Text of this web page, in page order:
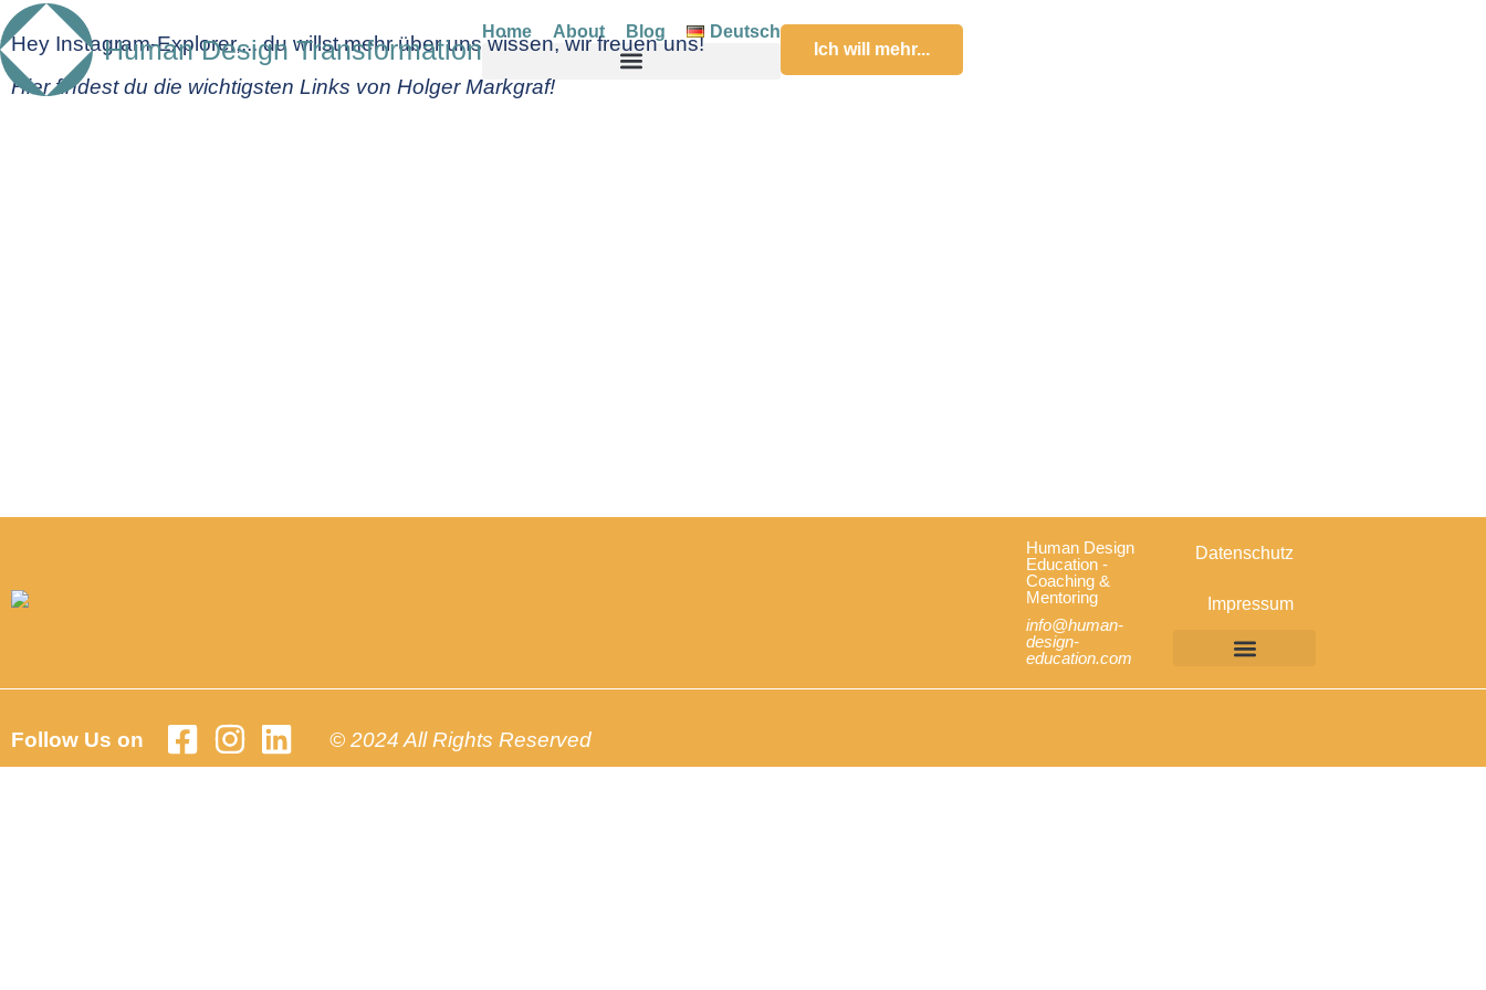
Human Design Transformation
Home About Blog
Deutsch
Ich will mehr...
Hey Instagram-Explorer,... du willst mehr über uns wissen, wir freuen uns!
Hier findest du die wichtigsten Links von Holger Markgraf!
Human Design
Education -
Coaching &
Mentoring
info@human-
design-
education.com
Datenschutz
Impressum
Follow Us on © 2024 All Rights Reserved